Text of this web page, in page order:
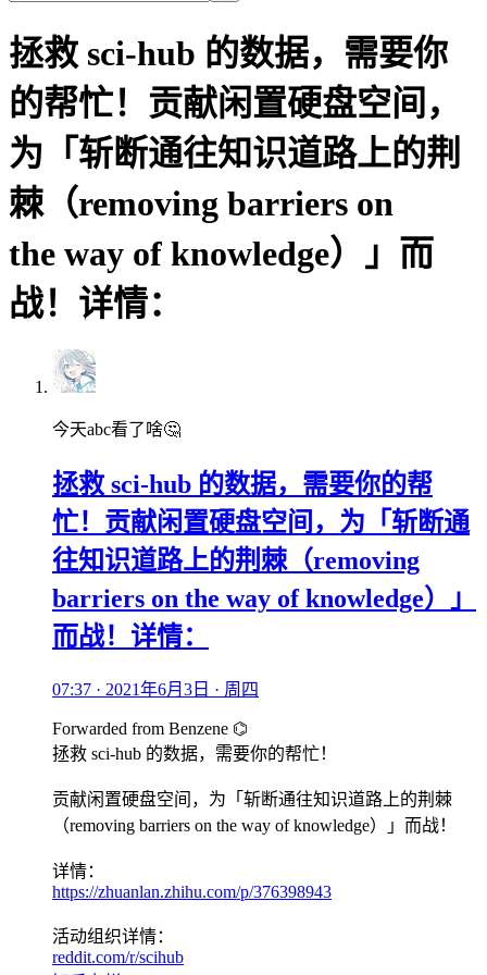
拯救 sci-hub 的数据，需要你
的帮忙！贡献闲置硬盘空间，
为「斩断通往知识道路上的荆
棘（removing barriers on
the way of knowledge）」而
战！详情：
今天abc看了啥🤔
拯救 sci-hub 的数据，需要你的帮
忙！贡献闲置硬盘空间，为「斩断通
往知识道路上的荆棘（removing
barriers on the way of knowledge）」
而战！详情：
07:37 · 2021年6月3日 · 周四
Forwarded from Benzene ⌬
拯救 sci-hub 的数据，需要你的帮忙！
贡献闲置硬盘空间，为「斩断通往知识道路上的荆棘
（removing barriers on the way of knowledge）」而战！
详情：
https://zhuanlan.zhihu.com/p/376398943
活动组织详情：
reddit.com/r/scihub